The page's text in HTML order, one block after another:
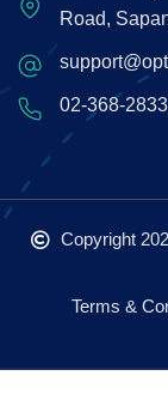
Road,
02-368-2833
Copyright
Terms &